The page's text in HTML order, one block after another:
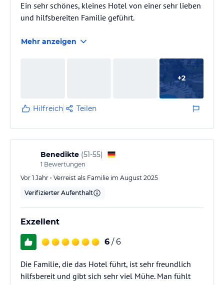
Ein sehr schönes, kleines Hotel von einer sehr lieben
und hilfsbereiten Familie geführt.
Mehr anzeigen
+2
Hilfreich Teilen
Benedikte (51-55)
1 Bewertungen
Vor 1 Jahr • Verreist als Familie im August 2025
Verifizierter Aufenthalt
Exzellent
6 / 6
Die Familie, die das Hotel führt, ist sehr freundlich
hilfsbereit und gibt sich sehr viel Mühe. Man fühlt